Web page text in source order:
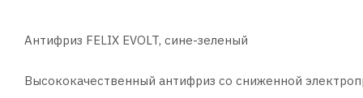
Антифриз FELIX EVOLT, сине-зеленый
Высококачественный антифриз со сниженной